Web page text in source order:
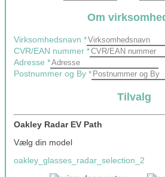
Om
Virksomhedsnavn *
totaltax1_v02
Layout
Bike
CVR/EAN nummer *
Adresse *
Postnummer og By *
Tilvalg
Oakley Radar EV Path
Vælg din model
oakley_glasses_radar_selection_2